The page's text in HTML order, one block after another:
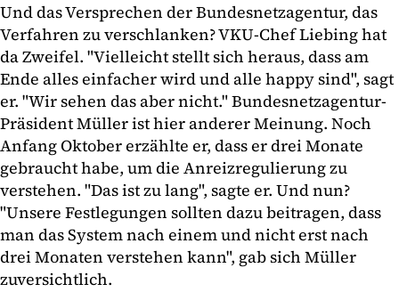
Und das Versprechen der Bundesnetzagentur, das
Verfahren zu verschlanken? VKU-Chef Liebing hat
da Zweifel. "Vielleicht stellt sich heraus, dass am
Ende alles einfacher wird und alle happy sind", sagt
er. "Wir sehen das aber nicht." Bundesnetzagentur-
Präsident Müller ist hier anderer Meinung. Noch
Anfang Oktober erzählte er, dass er drei Monate
gebraucht habe, um die Anreizregulierung zu
verstehen. "Das ist zu lang", sagte er. Und nun?
"Unsere Festlegungen sollten dazu beitragen, dass
man das System nach einem und nicht erst nach
drei Monaten verstehen kann", gab sich Müller
zuversichtlich.